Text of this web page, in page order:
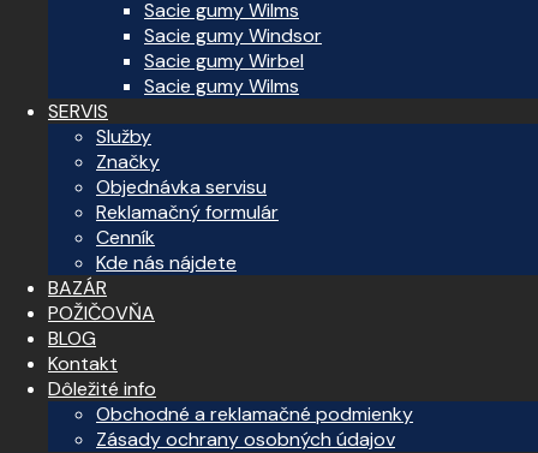
Sacie gumy Wilms
Sacie gumy Windsor
Sacie gumy Wirbel
Sacie gumy Wilms
SERVIS
Služby
Značky
Objednávka servisu
Reklamačný formulár
Cenník
Kde nás nájdete
BAZÁR
POŽIČOVŇA
BLOG
Kontakt
Dôležité info
Obchodné a reklamačné podmienky
Zásady ochrany osobných údajov